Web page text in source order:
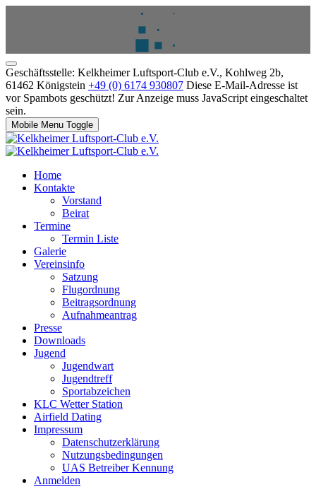
Geschäftsstelle: Kelkheimer Luftsport-Club e.V., Kohlweg 2b,
61462 Königstein +49 (0) 6174 930807 Diese E-Mail-Adresse ist
vor Spambots geschützt! Zur Anzeige muss JavaScript eingeschaltet
sein.
Mobile Menu Toggle
Home
Kontakte
Vorstand
Beirat
Termine
Termin Liste
Galerie
Vereinsinfo
Satzung
Flugordnung
Beitragsordnung
Aufnahmeantrag
Presse
Downloads
Jugend
Jugendwart
Jugendtreff
Sportabzeichen
KLC Wetter Station
Airfield Dating
Impressum
Datenschutzerklärung
Nutzungsbedingungen
UAS Betreiber Kennung
Anmelden